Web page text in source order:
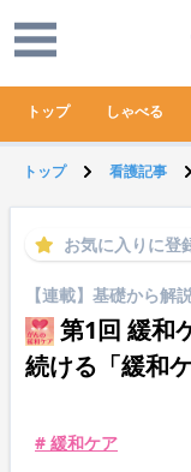
トップ しゃべる
トップ 看護記事
お気に入りに登
【連載】基礎から解
第1回 緩和
続ける「緩和ケ
# 緩和ケア